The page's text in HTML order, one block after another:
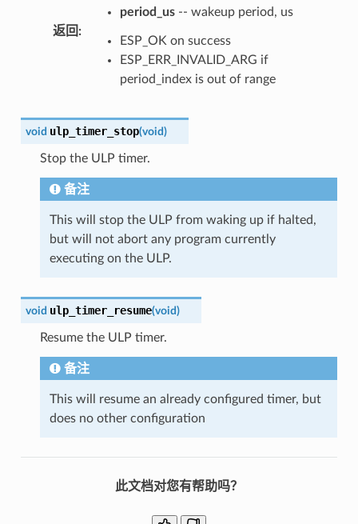
period_us-- wakeup period, us
返回 :
ESP_OK on success
ESP_ERR_INVALID_ARG if
period_index is out of range
void ulp_timer_stop(void)
Stop the ULP timer.
备注
This will stop the ULP from waking up if halted,
but will not abort any program currently
executing on the ULP.
void ulp_timer_resume(void)
Resume the ULP timer.
备注
This will resume an already configured timer, but
does no other configuration
此文档对您有帮助吗？